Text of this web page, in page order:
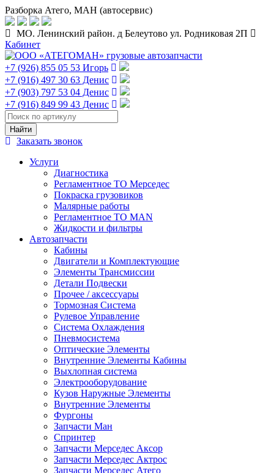
Разборка Атего, МАН (автосервис)
МО. Ленинский район. д Белеутово ул. Родниковая 2П
Кабинет
+7 (926) 855 05 53 Игорь
+7 (916) 497 30 63 Денис
+7 (903) 797 53 04 Денис
+7 (916) 849 99 43 Денис
Заказать звонок
Услуги
Диагностика
Регламентное ТО Мерседес
Покраска грузовиков
Малярные работы
Регламентное ТО MAN
Жидкости и фильтры
Автозапчасти
Кабины
Двигатели и Комплектующие
Элементы Трансмиссии
Детали Подвески
Прочее / аксессуары
Тормозная Система
Рулевое Управление
Система Охлаждения
Пневмосистема
Оптические Элементы
Внутренние Элементы Кабины
Выхлопная система
Электрооборудование
Кузов Наружные Элементы
Внутренние Элементы
Фургоны
Запчасти Ман
Спринтер
Запчасти Мерседес Аксор
Запчасти Мерседес Актрос
Запчасти Мерседес Атего